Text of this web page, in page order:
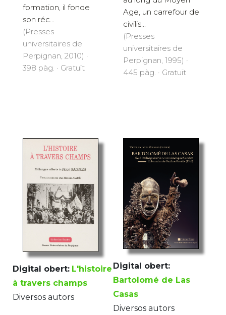
formation, il fonde
son réc...
(Presses
universitaires de
Perpignan, 2010) ·
398 pàg. · Gratuït
Age, un carrefour de
civilis...
(Presses
universitaires de
Perpignan, 1995) ·
445 pàg. · Gratuït
Digital obert: L'histoire
à travers champs
Diversos autors
Digital obert:
Bartolomé de Las
Casas
Diversos autors